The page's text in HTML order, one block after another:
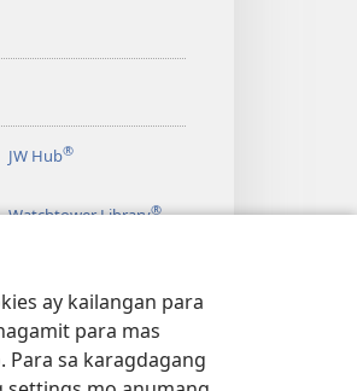
ay kailangan para
para mas
sa karagdagang
JW Hub®
Watchtower Library®